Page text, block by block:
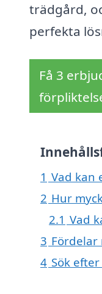
trädgård,
perfekta
Få 3
1 Vad kan
2 Hur
2.1 Vad
3 Fördelar
4 Sök